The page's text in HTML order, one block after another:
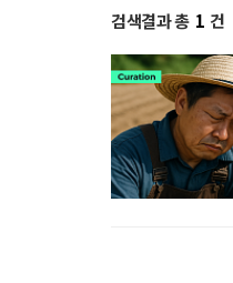
검색결과 총 1 건